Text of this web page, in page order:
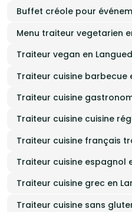
Menu traiteur vegetarien
Traiteur vegan en
Traiteur cuisine espagnol
Traiteur cuisine grec en
Traiteur cuisine sans